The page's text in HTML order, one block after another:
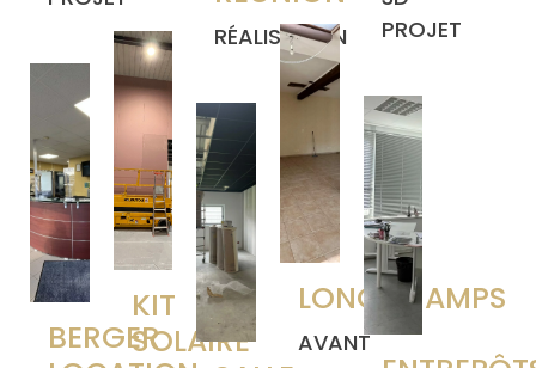
BERGER
KIT
SOLAIRE
RÉALISATION
LONGCHAMPS
AVANT
PROJET